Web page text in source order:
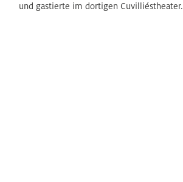
und gastierte im dortigen Cuvilliéstheater.